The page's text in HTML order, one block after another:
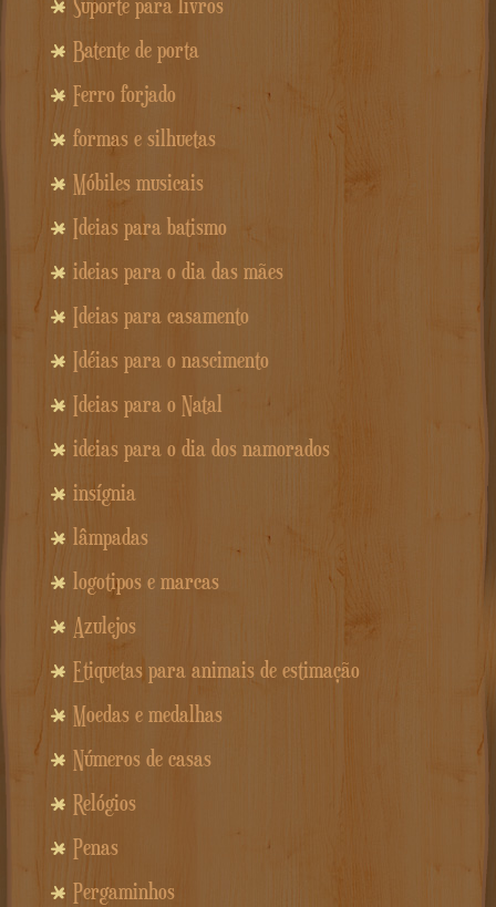
Suporte para livros
Batente de porta
Ferro forjado
formas e silhuetas
Móbiles musicais
Ideias para batismo
ideias para o dia das mães
Ideias para casamento
Idéias para o nascimento
Ideias para o Natal
ideias para o dia dos namorados
insígnia
lâmpadas
logotipos e marcas
Azulejos
Etiquetas para animais de estimação
Moedas e medalhas
Números de casas
Relógios
Penas
Pergaminhos